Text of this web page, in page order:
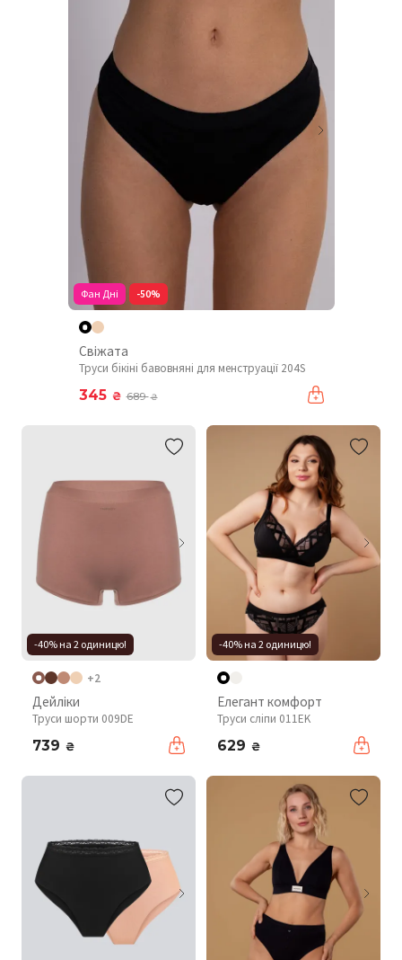
Фан Дні -50%
Свіжата
Труси бікіні бавовняні для менструації 204S
345 ₴ 689₴
-40% на 2 одиницю!
+2
Дейліки
Труси шорти 009DE
739 ₴
-40% на 2 одиницю!
Елегант комфорт
Труси сліпи 011EK
629 ₴